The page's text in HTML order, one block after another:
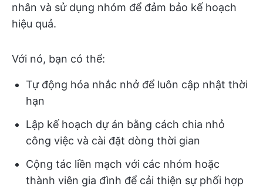
nhân và sử dụng nhóm để đảm bảo kế hoạch
hiệu quả.
Với nó, bạn có thể:
Tự động hóa nhắc nhở để luôn cập nhật thời
hạn
Lập kế hoạch dự án bằng cách chia nhỏ
công việc và cài đặt dòng thời gian
Cộng tác liền mạch với các nhóm hoặc
thành viên gia đình để cải thiện sự phối hợp